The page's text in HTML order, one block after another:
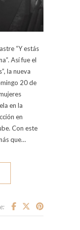
“Y estás
Así fue el
la nueva
20 de
en la
en
Con este
que…